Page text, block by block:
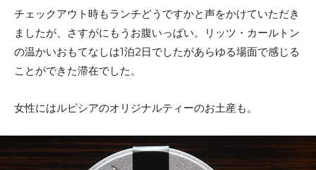
チェックアウト時もランチどうですかと声をかけていただき
ましたが、さすがにもうお腹いっぱい。リッツ・カールトン
の温かいおもてなしは1泊2日でしたがあらゆる場面で感じる
ことができた滞在でした。
女性にはルピシアのオリジナルティーのお土産も。